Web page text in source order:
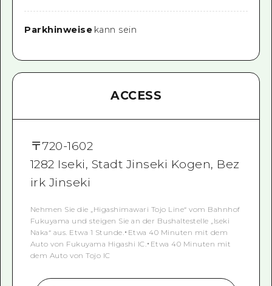
Parkhinweise kann sein
ACCESS
〒720-1602
1282 Iseki, Stadt Jinseki Kogen, Bez
irk Jinseki
Nehmen Sie die „Higashimawari Tojo Line“ vom Bahnhof
Fukuyama und steigen Sie an der Bushaltestelle „Iseki
Naka“ aus. Etwa 1 Stunde.・Etwa 40 Minuten mit dem
Auto von Fukuyama Higashi IC.・Etwa 40 Minuten mit
dem Auto von Tojo IC